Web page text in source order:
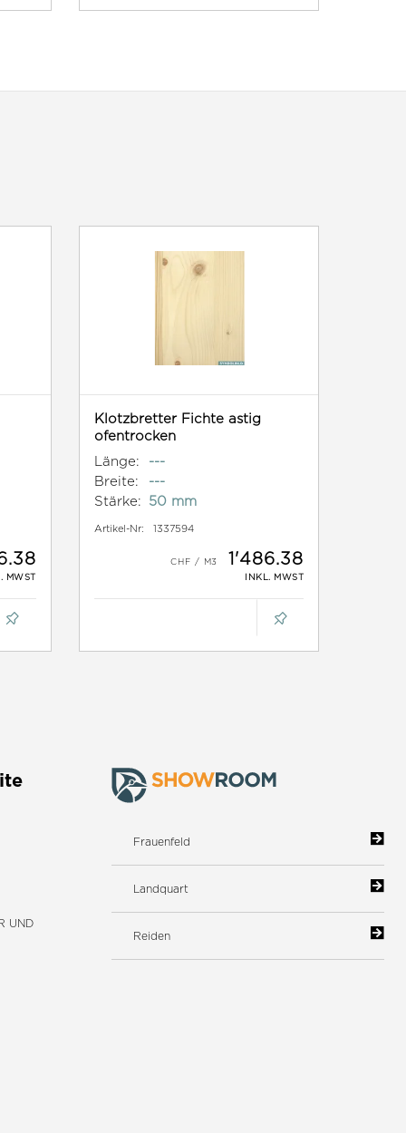
MWST
Klotzbretter Fichte astig
ofentrocken
Länge:
---
Breite:
---
Stärke:
50 mm
Artikel-Nr: 1337594
1'486.38
INKL. MWST
UND
Frauenfeld
Landquart
Reiden